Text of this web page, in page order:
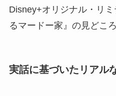
Disney+オリジナル・リ
るマードー家』の見どこ
実話に基づいたリアル